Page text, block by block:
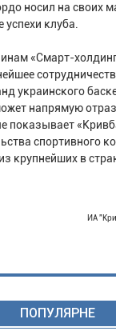
носил на своих
клуба.
«Смарт-
украинского
напрямую
показывает
спортивного
крупнейших в
ИА
ПОПУЛЯРНЕ